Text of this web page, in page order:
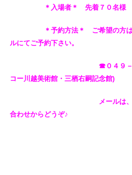
＊入場者＊ 先着７０名様 お
＊予約方法＊ ご希望の方は、
ルにてご予約下さい。
☎０４９－２２３－
コー川越美術館・三栖右嗣記念館)
メールは、このペー
合わせからどうぞ♪